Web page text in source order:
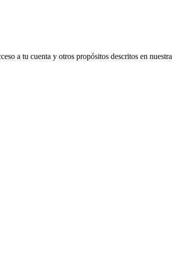
a tu cuenta y otros propósitos descritos en nuestra